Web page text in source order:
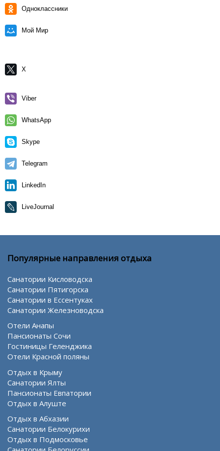
Одноклассники
Мой Мир
X
Viber
WhatsApp
Skype
Telegram
LinkedIn
LiveJournal
Популярные направления отдыха
Санатории Кисловодска
Санатории Пятигорска
Санатории в Ессентуках
Санатории Железноводска
Отели Анапы
Пансионаты Сочи
Гостиницы Геленджика
Отели Красной поляны
Отдых в Крыму
Санатории Ялты
Пансионаты Евпатории
Отдых в Алуште
Отдых в Абхазии
Санатории Белокурихи
Отдых в Подмосковье